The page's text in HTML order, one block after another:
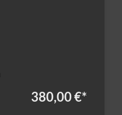
380,00 €*